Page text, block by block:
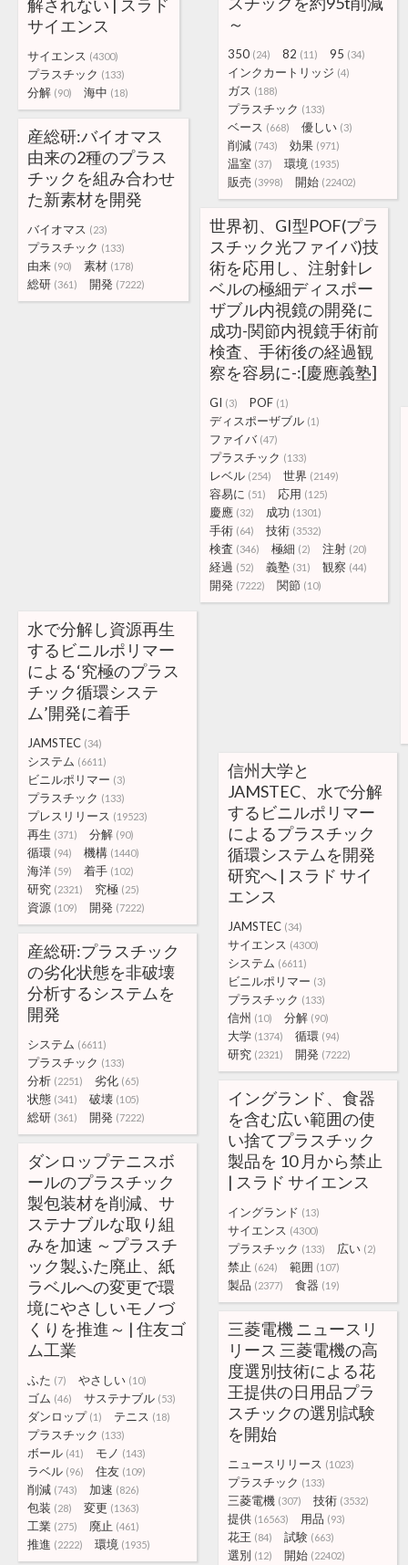
～
350 (24) 82 (11) 95 (34)
インクカートリッジ (4)
ガス (188)
プラスチック (133)
ベース (668) 優しい (3)
削減 (743) 効果 (971)
温室 (37) 環境 (1935)
販売 (3998) 開始 (22402)
解されない | スラド
サイエンス
サイエンス (4300)
プラスチック (133)
分解 (90) 海中 (18)
産総研:バイオマス
由来の2種のプラス
チックを組み合わせ
た新素材を開発
バイオマス (23)
プラスチック (133)
由来 (90) 素材 (178)
総研 (361) 開発 (7222)
世界初、GI型POF(プラ
スチック光ファイバ)技
術を応用し、注射針レ
ベルの極細ディスポー
ザブル内視鏡の開発に
成功-関節内視鏡手術前
検査、手術後の経過観
察を容易に-:[慶應義塾]
GI (3) POF (1)
ディスポーザブル (1)
ファイバ (47)
プラスチック (133)
レベル (254) 世界 (2149)
容易に (51) 応用 (125)
慶應 (32) 成功 (1301)
手術 (64) 技術 (3532)
検査 (346) 極細 (2) 注射 (20)
経過 (52) 義塾 (31) 観察 (44)
開発 (7222) 関節 (10)
水で分解し資源再生
するビニルポリマー
による‘究極のプラス
チック循環システ
ム’開発に着手
JAMSTEC (34)
システム (6611)
ビニルポリマー (3)
プラスチック (133)
プレスリリース (19523)
再生 (371) 分解 (90)
循環 (94) 機構 (1440)
海洋 (59) 着手 (102)
研究 (2321) 究極 (25)
資源 (109) 開発 (7222)
信州大学と
JAMSTEC、水で分解
するビニルポリマー
によるプラスチック
循環システムを開発
研究へ | スラド サイ
エンス
JAMSTEC (34)
サイエンス (4300)
システム (6611)
ビニルポリマー (3)
プラスチック (133)
信州 (10) 分解 (90)
大学 (1374) 循環 (94)
研究 (2321) 開発 (7222)
産総研:プラスチック
の劣化状態を非破壊
分析するシステムを
開発
システム (6611)
プラスチック (133)
分析 (2251) 劣化 (65)
状態 (341) 破壊 (105)
総研 (361) 開発 (7222)
イングランド、食器
を含む広い範囲の使
い捨てプラスチック
製品を 10 月から禁止
| スラド サイエンス
イングランド (13)
サイエンス (4300)
プラスチック (133) 広い (2)
禁止 (624) 範囲 (107)
製品 (2377) 食器 (19)
ダンロップテニスボ
ールのプラスチック
製包装材を削減、サ
ステナブルな取り組
みを加速 ～プラスチ
ック製ふた廃止、紙
ラベルへの変更で環
境にやさしいモノづ
くりを推進～ | 住友ゴ
ム工業
ふた (7) やさしい (10)
ゴム (46) サステナブル (53)
ダンロップ (1) テニス (18)
プラスチック (133)
ボール (41) モノ (143)
ラベル (96) 住友 (109)
削減 (743) 加速 (826)
包装 (28) 変更 (1363)
工業 (275) 廃止 (461)
推進 (2222) 環境 (1935)
三菱電機 ニュースリ
リース 三菱電機の高
度選別技術による花
王提供の日用品プラ
スチックの選別試験
を開始
ニュースリリース (1023)
プラスチック (133)
三菱電機 (307) 技術 (3532)
提供 (16563) 用品 (93)
花王 (84) 試験 (663)
選別 (12) 開始 (22402)